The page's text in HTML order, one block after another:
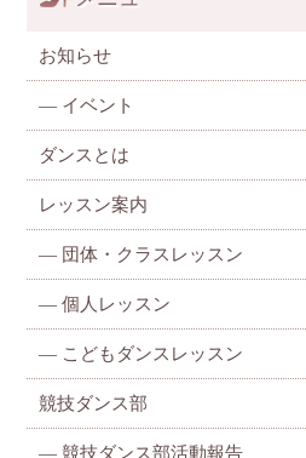
お知らせ
— イベント
ダンスとは
レッスン案内
— 団体・クラスレッスン
—個人レッスン
— こどもダンスレッスン
競技ダンス部
— 競技ダンス部活動報告